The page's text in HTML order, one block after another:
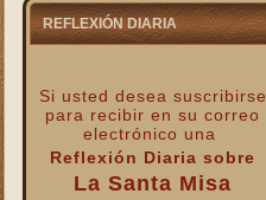
REFLEXIÓN DIARIA
Si usted desea suscribirse
para recibiren su correo
electrónico una
Reflexión Diaria sobre
La Santa Misa